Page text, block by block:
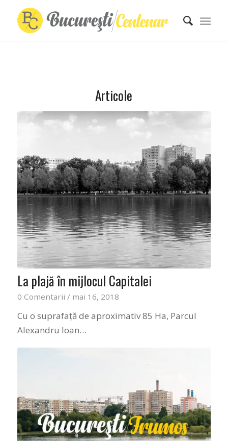
Articole
La plajă în mijlocul Capitalei
0 Comentarii / mai 16, 2018
Cu o suprafață de aproximativ 85 Ha, Parcul
Alexandru Ioan…